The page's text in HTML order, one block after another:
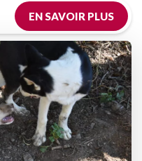
EN SAVOIR PLUS